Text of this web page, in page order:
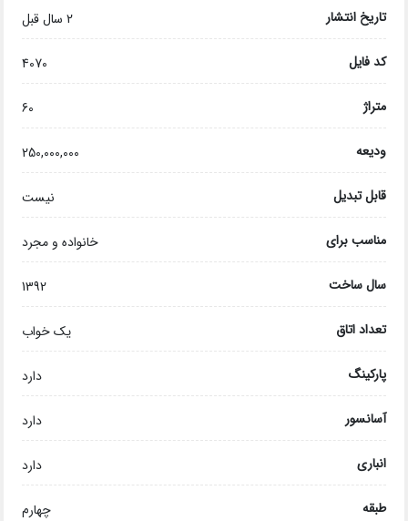
تاریخ انتشار 2 سال قبل
کد فایل 4070
متراژ 60
ودیعه 250,000,000
قابل تبدیل نیست
مناسب برای خانواده و مجرد
سال ساخت 1392
تعداد اتاق یک خواب
پارکینگ دارد
آسانسور دارد
انباری دارد
طبقه چهارم